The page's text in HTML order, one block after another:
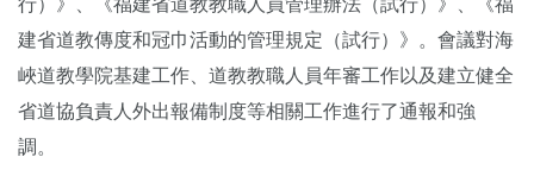
建省道教傳度和冠巾活動的管理規定（試行）》。會議對海
峽道教學院基建工作、道教教職人員年審工作以及建立健全
省道協負責人外出報備制度等相關工作進行了通報和強
調。